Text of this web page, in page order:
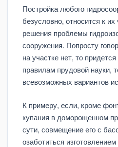
Постройка любого
безусловно, относится к
решения проблемы
сооружения. Попросту
на участке нет, то
правилам прудовой науки,
всевозможных вариантов
К примеру, если, кроме
купания в доморощенном
сути, совмещение его с
озаботиться